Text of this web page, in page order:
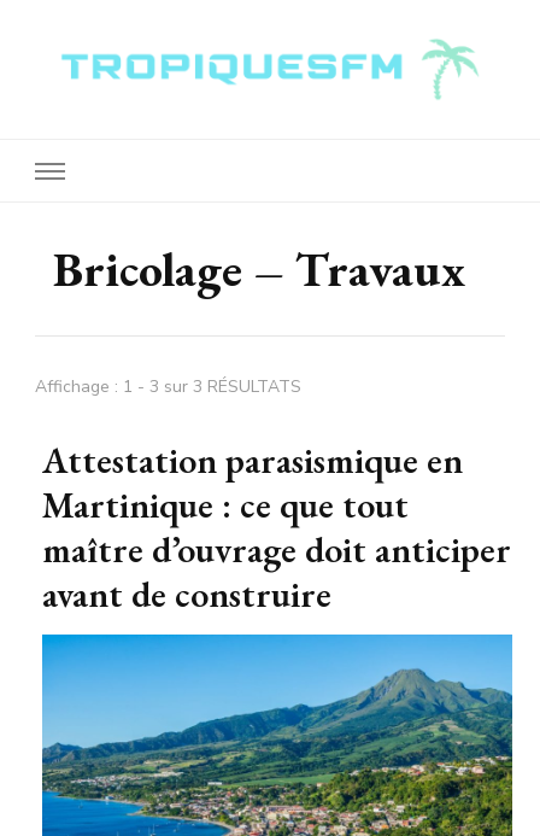
Bricolage – Travaux
Affichage : 1 - 3 sur 3 RÉSULTATS
Attestation parasismique en
Martinique : ce que tout
maître d’ouvrage doit anticiper
avant de construire